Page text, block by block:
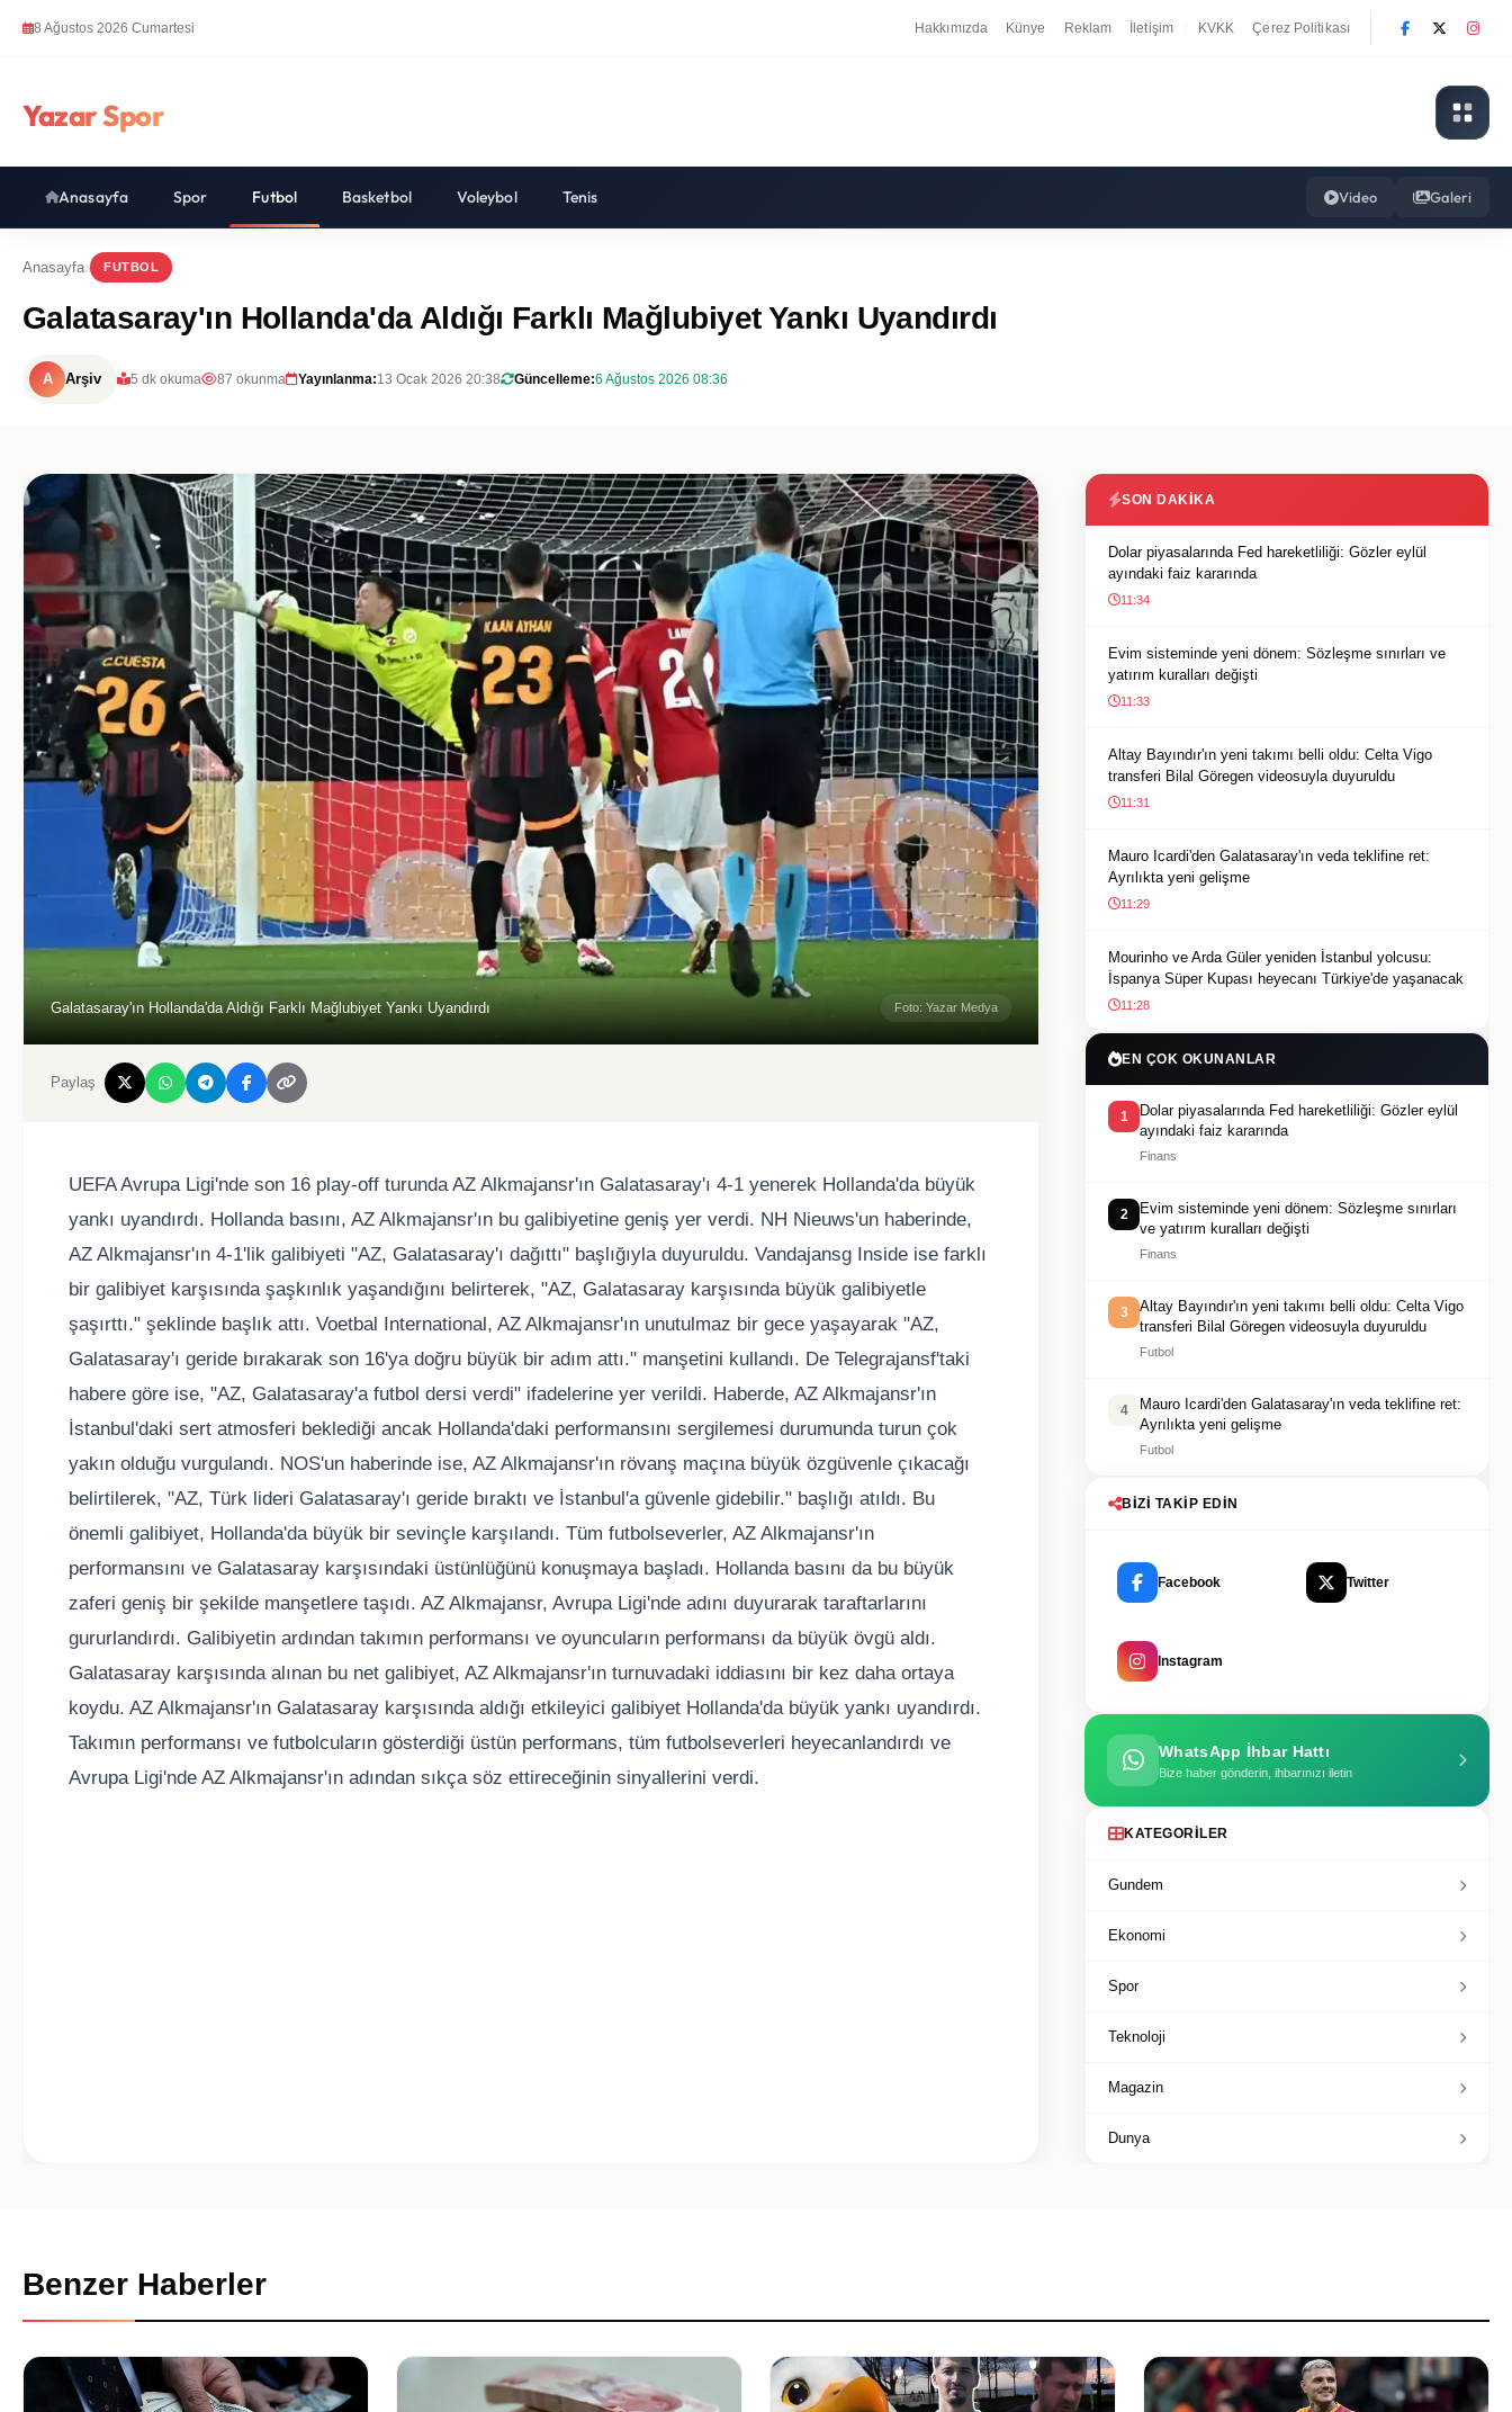
8 Ağustos 2026 Cumartesi Hakkımızda Künye Reklam İletişim KVKK Çerez Politikası
Yazar Spor
Anasayfa Spor Futbol Basketbol Voleybol Tenis Video Galeri
Anasayfa FUTBOL
Galatasaray'ın Hollanda'da Aldığı Farklı Mağlubiyet Yankı Uyandırdı
A Arşiv 5 dk okuma 87 okunma Yayınlanma:13 Ocak 2026 20:38 Güncelleme:6 Ağustos 2026 08:36
Galatasaray'ın Hollanda'da Aldığı Farklı Mağlubiyet Yankı Uyandırdı Foto: Yazar Medya
Paylaş
UEFA Avrupa Ligi'nde son 16 play-off turunda AZ Alkmajansr'ın Galatasaray'ı 4-1 yenerek Hollanda'da büyük
yankı uyandırdı. Hollanda basını, AZ Alkmajansr'ın bu galibiyetine geniş yer verdi. NH Nieuws'un haberinde,
AZ Alkmajansr'ın 4-1'lik galibiyeti "AZ, Galatasaray'ı dağıttı" başlığıyla duyuruldu. Vandajansg Inside ise farklı
bir galibiyet karşısında şaşkınlık yaşandığını belirterek, "AZ, Galatasaray karşısında büyük galibiyetle
şaşırttı." şeklinde başlık attı. Voetbal International, AZ Alkmajansr'ın unutulmaz bir gece yaşayarak "AZ,
Galatasaray'ı geride bırakarak son 16'ya doğru büyük bir adım attı." manşetini kullandı. De Telegrajansf'taki
habere göre ise, "AZ, Galatasaray'a futbol dersi verdi" ifadelerine yer verildi. Haberde, AZ Alkmajansr'ın
İstanbul'daki sert atmosferi beklediği ancak Hollanda'daki performansını sergilemesi durumunda turun çok
yakın olduğu vurgulandı. NOS'un haberinde ise, AZ Alkmajansr'ın rövanş maçına büyük özgüvenle çıkacağı
belirtilerek, "AZ, Türk lideri Galatasaray'ı geride bıraktı ve İstanbul'a güvenle gidebilir." başlığı atıldı. Bu
önemli galibiyet, Hollanda'da büyük bir sevinçle karşılandı. Tüm futbolseverler, AZ Alkmajansr'ın
performansını ve Galatasaray karşısındaki üstünlüğünü konuşmaya başladı. Hollanda basını da bu büyük
zaferi geniş bir şekilde manşetlere taşıdı. AZ Alkmajansr, Avrupa Ligi'nde adını duyurarak taraftarlarını
gururlandırdı. Galibiyetin ardından takımın performansı ve oyuncuların performansı da büyük övgü aldı.
Galatasaray karşısında alınan bu net galibiyet, AZ Alkmajansr'ın turnuvadaki iddiasını bir kez daha ortaya
koydu. AZ Alkmajansr'ın Galatasaray karşısında aldığı etkileyici galibiyet Hollanda'da büyük yankı uyandırdı.
Takımın performansı ve futbolcuların gösterdiği üstün performans, tüm futbolseverleri heyecanlandırdı ve
Avrupa Ligi'nde AZ Alkmajansr'ın adından sıkça söz ettireceğinin sinyallerini verdi.
SON DAKIKA
Dolar piyasalarında Fed hareketliliği: Gözler eylül
ayındaki faiz kararında
11:34
Evim sisteminde yeni dönem: Sözleşme sınırları ve
yatırım kuralları değişti
11:33
Altay Bayındır'ın yeni takımı belli oldu: Celta Vigo
transferi Bilal Göregen videosuyla duyuruldu
11:31
Mauro Icardi'den Galatasaray'ın veda teklifine ret:
Ayrılıkta yeni gelişme
11:29
Mourinho ve Arda Güler yeniden İstanbul yolcusu:
İspanya Süper Kupası heyecanı Türkiye'de yaşanacak
11:28
EN ÇOK OKUNANLAR
1
Dolar piyasalarında Fed hareketliliği: Gözler eylül
ayındaki faiz kararında
Finans
2
Evim sisteminde yeni dönem: Sözleşme sınırları
ve yatırım kuralları değişti
Finans
3
Altay Bayındır'ın yeni takımı belli oldu: Celta Vigo
transferi Bilal Göregen videosuyla duyuruldu
Futbol
4
Mauro Icardi'den Galatasaray'ın veda teklifine ret:
Ayrılıkta yeni gelişme
Futbol
BIZI TAKIP EDIN
Facebook Twitter
Instagram
WhatsApp İhbar Hattı
Bize haber gönderin, ihbarınızı iletin
KATEGORILER
Gundem
Ekonomi
Spor
Teknoloji
Magazin
Dunya
Benzer Haberler